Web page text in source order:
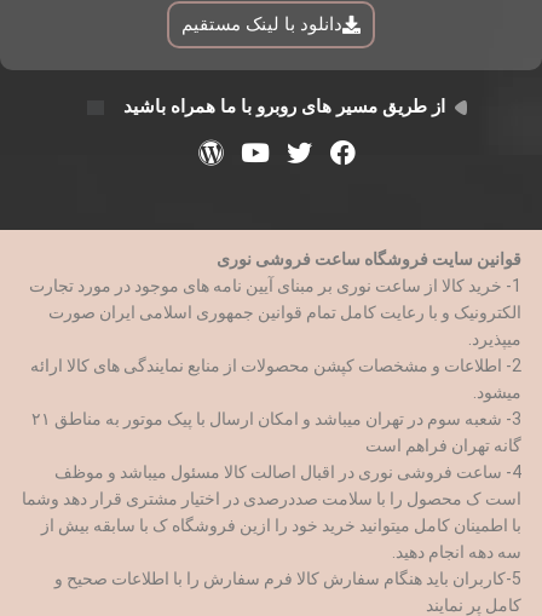
دانلود با لینک مستقیم
از طریق مسیر های روبرو با ما همراه باشید
قوانین سایت فروشگاه ساعت فروشی نوری
1- خرید کالا از ساعت نوری بر مبنای آیین نامه های موجود در مورد تجارت
الکترونیک و با رعایت کامل تمام قوانین جمهوری اسلامی ایران صورت
میپذیرد.
2- اطلاعات و مشخصات کپشن محصولات از منابع نمایندگی های کالا ارائه
میشود.
3- شعبه سوم در تهران میباشد و امکان ارسال با پیک موتور به مناطق ۲۱
گانه تهران فراهم است
4- ساعت فروشی نوری در اقبال اصالت کالا مسئول میباشد و موظف
است ک محصول را با سلامت صددرصدی در اختیار مشتری قرار دهد وشما
با اطمینان کامل میتوانید خرید خود را ازین فروشگاه ک با سابقه بیش از
سه دهه انجام دهید.
5-کاربران باید هنگام سفارش کالا فرم سفارش را با اطلاعات صحیح و
کامل پر نمایند